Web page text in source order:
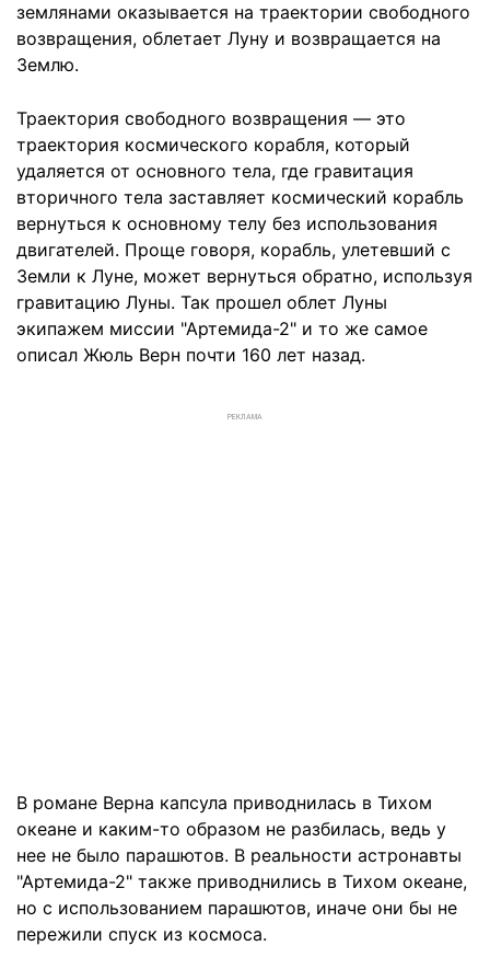
землянами оказывается на траектории свободного
возвращения, облетает Луну и возвращается на
Землю.
Траектория свободного возвращения — это
траектория космического корабля, который
удаляется от основного тела, где гравитация
вторичного тела заставляет космический корабль
вернуться к основному телу без использования
двигателей. Проще говоря, корабль, улетевший с
Земли к Луне, может вернуться обратно, используя
гравитацию Луны. Так прошел облет Луны
экипажем миссии "Артемида-2" и то же самое
описал Жюль Верн почти 160 лет назад.
РЕКЛАМА
В романе Верна капсула приводнилась в Тихом
океане и каким-то образом не разбилась, ведь у
нее не было парашютов. В реальности астронавты
"Артемида-2" также приводнились в Тихом океане,
но с использованием парашютов, иначе они бы не
пережили спуск из космоса.